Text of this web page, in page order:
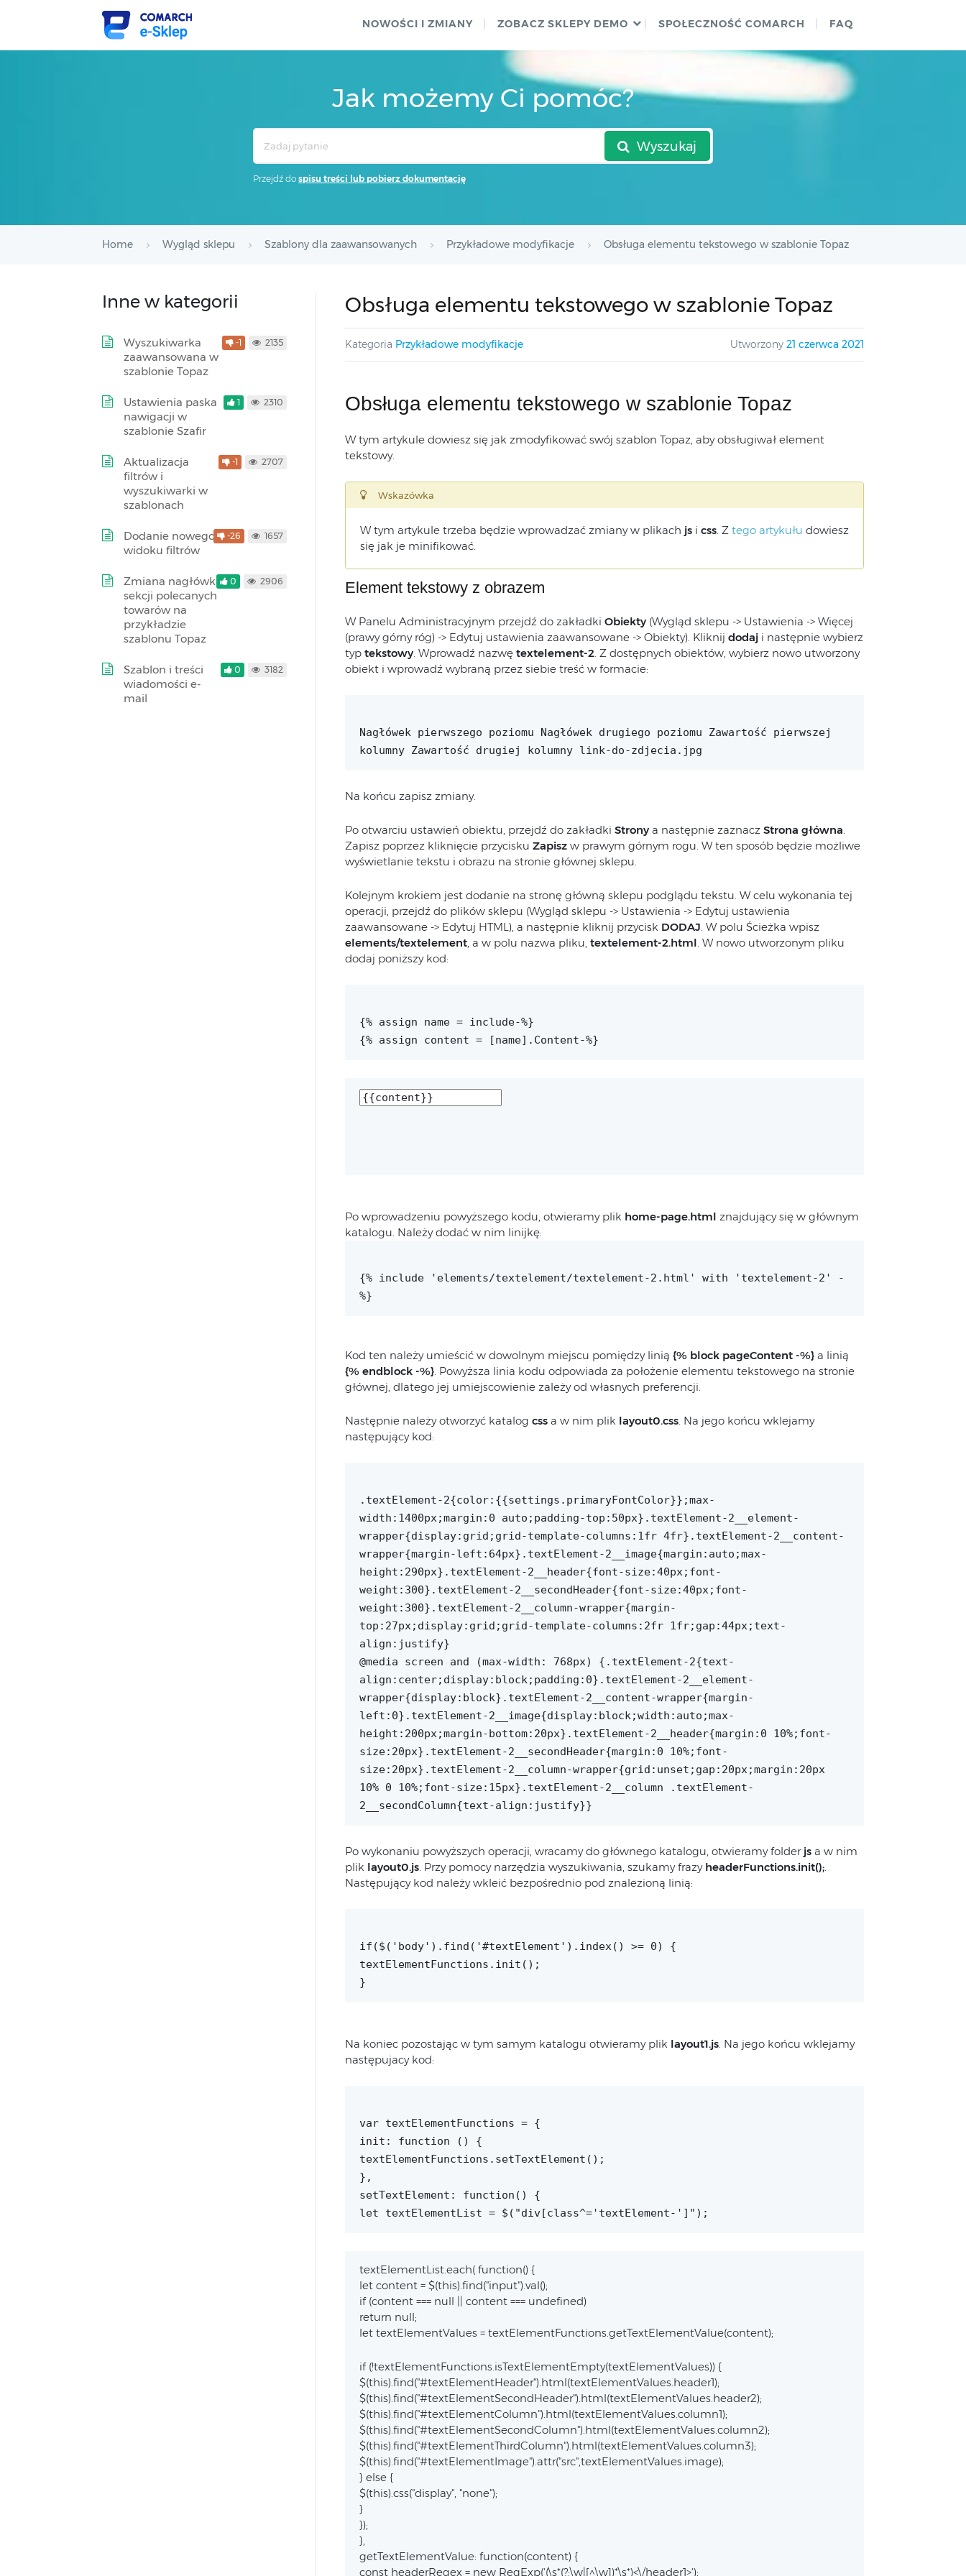
NOWOŚCI I ZMIANY ZOBACZ SKLEPY DEMO SPOŁECZNOŚĆ COMARCH FAQ
Jak możemy Ci pomóc?
Wyszukaj
Przejdź do spisu treści lub pobierz dokumentację
Home Wygląd sklepu Szablony dla zaawansowanych Przykładowe modyfikacje Obsługa elementu tekstowego w szablonie Topaz
Obsługa elementu tekstowego w szablonie Topaz
Kategoria Przykładowe modyfikacje Utworzony 21 czerwca 2021
Obsługa elementu tekstowego w szablonie Topaz
W tym artykule dowiesz się jak zmodyfikować swój szablon Topaz, aby obsługiwał element
tekstowy.
Wskazówka
W tym artykule trzeba będzie wprowadzać zmiany w plikach jsi css. Z tego artykułu dowiesz
się jak je minifikować.
Element tekstowy z obrazem
W Panelu Administracyjnym przejdź do zakładki Obiekty(Wygląd sklepu -> Ustawienia -> Więcej
(prawy górny róg) -> Edytuj ustawienia zaawansowane -> Obiekty). Kliknij dodaji następnie wybierz
typ tekstowy. Wprowadź nazwę textelement-2. Z dostępnych obiektów, wybierz nowo utworzony
obiekt i wprowadź wybraną przez siebie treść w formacie:
Nagłówek pierwszego poziomu Nagłówek drugiego poziomu
Zawartość pierwszej
kolumny Zawartość drugiej kolumny link-do-zdjecia.jpg
Na końcu zapisz zmiany.
Po otwarciu ustawień obiektu, przejdź do zakładki Stronya następnie zaznacz Strona główna.
Zapisz poprzez kliknięcie przycisku Zapiszw prawym górnym rogu. W ten sposób będzie możliwe
wyświetlanie tekstu i obrazu na stronie głównej sklepu.
Kolejnym krokiem jest dodanie na stronę główną sklepu podglądu tekstu. W celu wykonania tej
operacji, przejdź do plików sklepu (Wygląd sklepu -> Ustawienia -> Edytuj ustawienia
zaawansowane -> Edytuj HTML), a następnie kliknij przycisk DODAJ. W polu Ścieżka wpisz
elements/textelement, a w polu nazwa pliku, textelement-2.html. W nowo utworzonym pliku
dodaj poniższy kod:
{% assign name = include-%}
{% assign content = [name].Content-%}
Po wprowadzeniu powyższego kodu, otwieramy plik home-page.html znajdujący się w głównym
katalogu. Należy dodać w nim linijkę:
{% include 'elements/textelement/textelement-2.html' with 'textelement-2' -
%}
Kod ten należy umieścić w dowolnym miejscu pomiędzy linią {% block pageContent -%}a linią
{% endblock -%}. Powyższa linia kodu odpowiada za położenie elementu tekstowego na stronie
głównej, dlatego jej umiejscowienie zależy od własnych preferencji.
Następnie należy otworzyć katalog cssa w nim plik layout0.css. Na jego końcu wklejamy
następujący kod:
.textElement-2{color:{{settings.primaryFontColor}};max-
width:1400px;margin:0 auto;padding-top:50px}.textElement-2__element-
wrapper{display:grid;grid-template-columns:1fr 4fr}.textElement-2__content-
wrapper{margin-left:64px}.textElement-2__image{margin:auto;max-
height:290px}.textElement-2__header{font-size:40px;font-
weight:300}.textElement-2__secondHeader{font-size:40px;font-
weight:300}.textElement-2__column-wrapper{margin-
top:27px;display:grid;grid-template-columns:2fr 1fr;gap:44px;text-
align:justify}
@media screen and (max-width: 768px) {.textElement-2{text-
align:center;display:block;padding:0}.textElement-2__element-
wrapper{display:block}.textElement-2__content-wrapper{margin-
left:0}.textElement-2__image{display:block;width:auto;max-
height:200px;margin-bottom:20px}.textElement-2__header{margin:0 10%;font-
size:20px}.textElement-2__secondHeader{margin:0 10%;font-
size:20px}.textElement-2__column-wrapper{grid:unset;gap:20px;margin:20px
10% 0 10%;font-size:15px}.textElement-2__column .textElement-
2__secondColumn{text-align:justify}}
Po wykonaniu powyższych operacji, wracamy do głównego katalogu, otwieramy folder jsa w nim
plik layout0.js. Przy pomocy narzędzia wyszukiwania, szukamy frazy headerFunctions.init();.
Następujący kod należy wkleić bezpośrednio pod znalezioną linią:
if($('body').find('#textElement').index() >= 0) {
textElementFunctions.init();
}
Na koniec pozostając w tym samym katalogu otwieramy plik layout1.js. Na jego końcu wklejamy
następujacy kod:
var textElementFunctions = {
init: function () {
textElementFunctions.setTextElement();
},
setTextElement: function() {
let textElementList = $("div[class^='textElement-']");
textElementList.each( function() {
let content = $(this).find("input").val();
if (content === null || content === undefined)
return null;
let textElementValues = textElementFunctions.getTextElementValue(content);
if (!textElementFunctions.isTextElementEmpty(textElementValues)) {
$(this).find("#textElementHeader").html(textElementValues.header1);
$(this).find("#textElementSecondHeader").html(textElementValues.header2);
$(this).find("#textElementColumn").html(textElementValues.column1);
$(this).find("#textElementSecondColumn").html(textElementValues.column2);
$(this).find("#textElementThirdColumn").html(textElementValues.column3);
$(this).find("#textElementImage").attr("src",textElementValues.image);
} else {
$(this).css("display", "none");
}
});
},
getTextElementValue: function(content) {
const headerRegex = new RegExp('(\s*(?:\w|[^\w])*\s*)<\/header1>');
Inne w kategorii
Wyszukiwarka
zaawansowana w
szablonie Topaz
-1 2135
Ustawienia paska
nawigacji w
szablonie Szafir
1 2310
Aktualizacja
filtrów i
wyszukiwarki w
szablonach
-1 2707
Dodanie nowego
widoku filtrów
-26 1657
Zmiana nagłówka
sekcji polecanych
towarów na
przykładzie
szablonu Topaz
0 2906
Szablon i treści
wiadomości e-
mail
0 3182